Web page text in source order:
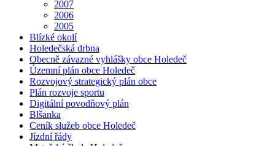
2007
2006
2005
Blízké okolí
Holedečská drbna
Obecně závazné vyhlášky obce Holedeč
Územní plán obce Holedeč
Rozvojový strategický plán obce
Plán rozvoje sportu
Digitální povodňový plán
Blšanka
Ceník služeb obce Holedeč
Jízdní řády